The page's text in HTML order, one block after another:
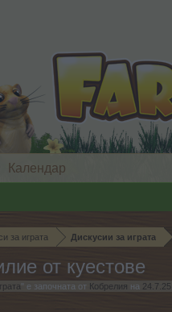
за играта Дискусии за играта
от куестове
" е започната от Кобрелия на 24.7.25
Календар